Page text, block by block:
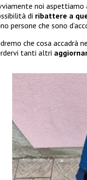
noi aspettiamo
di ribattere a
persone che sono
che cosa accadrà
tanti altri